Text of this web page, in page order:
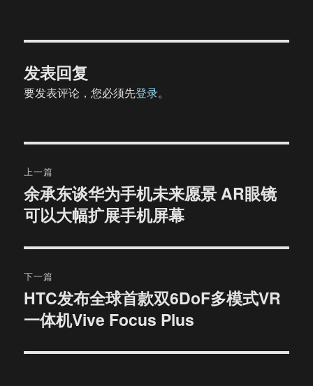
发表回复
要发表评论，您必须先登录。
章
导
航
上一篇
上
篇
章：
余承东谈华为手机未来愿景 AR眼镜
可以大幅扩展手机屏幕
下一篇
下
篇
章：
HTC发布全球首款双6DoF多模式VR
一体机Vive Focus Plus